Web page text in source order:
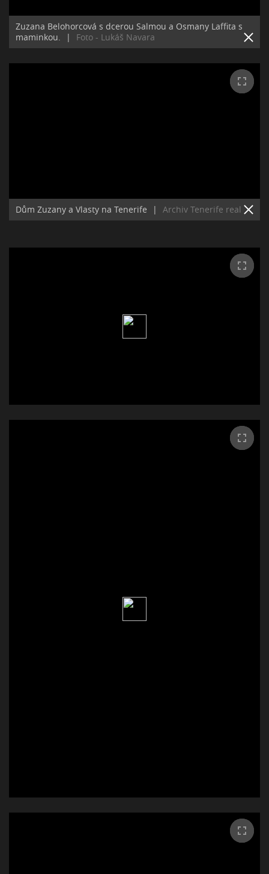
Zuzana Belohorcová s dcerou Salmou a Osmany Laffita s
maminkou.
| Foto - Lukáš Navara
Dům Zuzany a Vlasty na Tenerife | Archiv Tenerife real